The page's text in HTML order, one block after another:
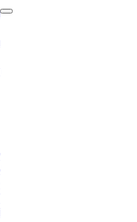
Skip to footer navigation
selection page